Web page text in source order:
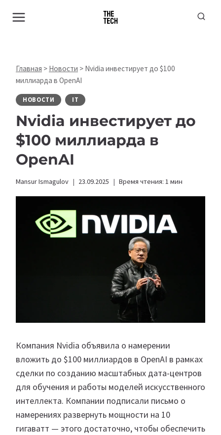
Главная > Новости > Nvidia инвестирует до $100
миллиарда в OpenAI
НОВОСТИ IT
Nvidia инвестирует до
$100 миллиарда в
OpenAI
Mansur Ismagulov 23.09.2025 Время чтения: 1 мин
Компания Nvidia объявила о намерении
вложить до $100 миллиардов в OpenAI в рамках
сделки по созданию масштабных дата-центров
для обучения и работы моделей искусственного
интеллекта. Компании подписали письмо о
намерениях развернуть мощности на 10
гигаватт — этого достаточно, чтобы обеспечить